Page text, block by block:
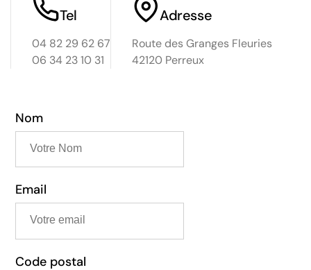
Tel
04 82 29 62 67
06 34 23 10 31
Adresse
Route des Granges Fleuries
42120 Perreux
Nom
Email
Code postal